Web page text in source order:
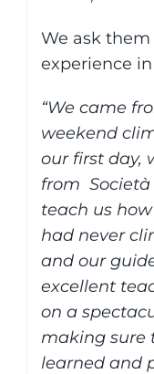
We ask
experience
“We came
weekend
our first day,
from
teach us
had never
and our
excellent
on a
making sure
learned and